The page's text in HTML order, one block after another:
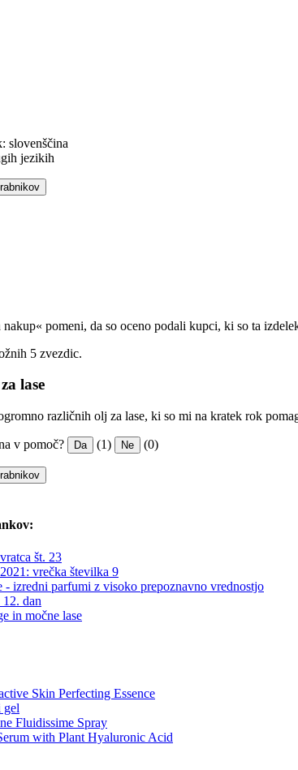
slovenščina
jezikih
nakup« pomeni, da so oceno podali kupci, ki so ta
5 zvezdic.
lase
različnih olj za lase, ki so mi na kratek rok
v pomoč? Da (1) Ne (0)
št. 23
vrečka številka 9
- izredni parfumi z visoko prepoznavno vrednostjo
dan
in močne lase
Skin Perfecting Essence
gel
Fluidissime Spray
with Plant Hyaluronic Acid